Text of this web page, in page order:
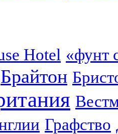
Hotel «фунт
Брайтон
Графство